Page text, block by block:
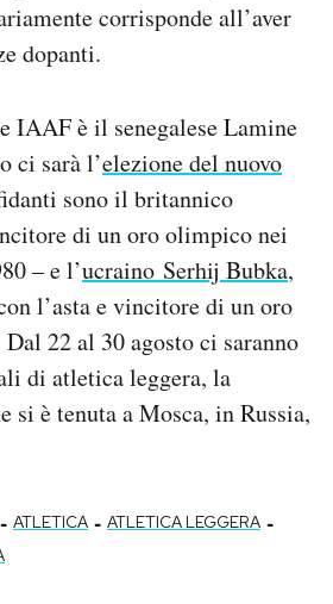
corrisponde all’aver
dopanti.
IAAF è il senegalese Lamine
ci sarà l’elezione del nuovo
sono il britannico
di un oro olimpico nei
– e l’ucraino Serhij Bubka,
l’asta e vincitore di un oro
22 al 30 agosto ci saranno
di atletica leggera, la
si è tenuta a Mosca, in Russia,
- ATLETICA - ATLETICA LEGGERA -